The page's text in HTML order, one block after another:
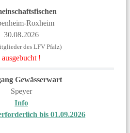
Roxheim
30.08.2026
des LFV Pfalz)
ausgebucht !
Gewässerwart
Speyer
Info
bis 01.09.2026